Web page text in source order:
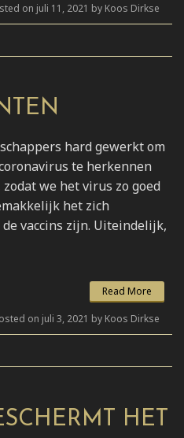
on juli 11, 2021 by Koos Dirkse
hard gewerkt om
te herkennen
we het virus zo goed
het zich
vaccins zijn. Uiteindelijk,
Read More
on juli 3, 2021 by Koos Dirkse
HET